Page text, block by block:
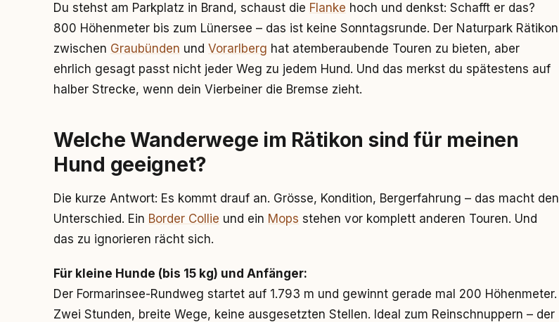
Du stehst am Parkplatz in Brand, schaust die Flanke hoch und denkst: Schafft er das?
800 Höhenmeter bis zum Lünersee – das ist keine Sonntagsrunde. Der Naturpark Rätikon
zwischen Graubünden und Vorarlberg hat atemberaubende Touren zu bieten, aber
ehrlich gesagt passt nicht jeder Weg zu jedem Hund. Und das merkst du spätestens auf
halber Strecke, wenn dein Vierbeiner die Bremse zieht.
Welche Wanderwege im Rätikon sind für meinen
Hund geeignet?
Die kurze Antwort: Es kommt drauf an. Grösse, Kondition, Bergerfahrung – das macht den
Unterschied. Ein Border Collie und ein Mops stehen vor komplett anderen Touren. Und
das zu ignorieren rächt sich.
Für kleine Hunde (bis 15 kg) und Anfänger:
Der Formarinsee-Rundweg startet auf 1.793 m und gewinnt gerade mal 200 Höhenmeter.
Zwei Stunden, breite Wege, keine ausgesetzten Stellen. Ideal zum Reinschnuppern – der